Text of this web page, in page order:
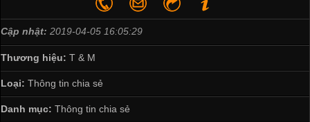
Cập nhật: 2019-04-05 16:05:29
Thương hiệu: T & M
Loại: Thông tin chia sẻ
Danh mục: Thông tin chia sẻ